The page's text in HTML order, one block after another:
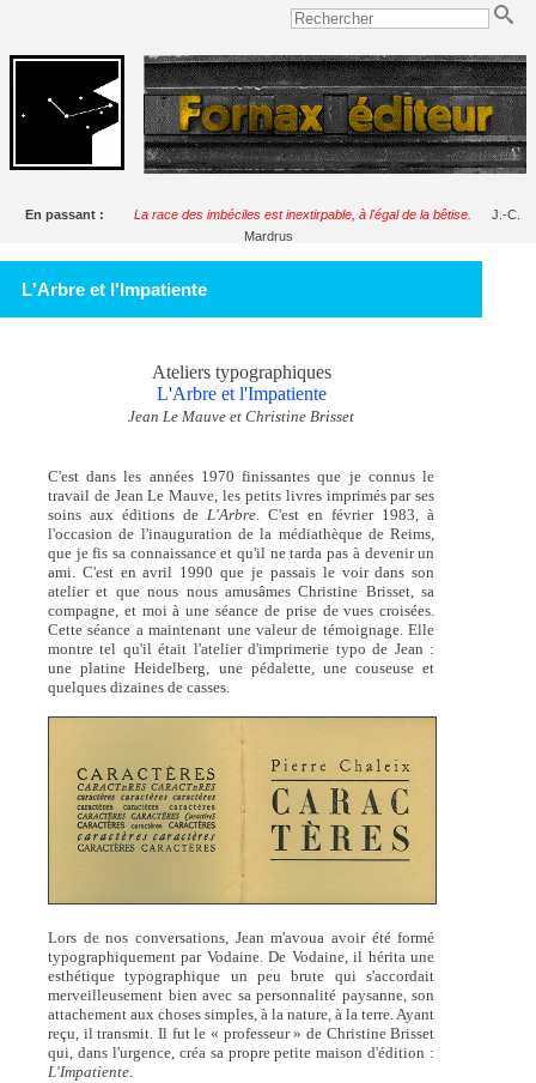
En passant : La race des imbéciles est inextirpable, à l'égal de la bêtise.
J.-C.
Mardrus
L'Arbre et l'Impatiente
Ateliers typographiques
L'Arbre et l'Impatiente
Jean Le Mauve et Christine Brisset
C'est dans les années 1970 finissantes que je connus le
travail de Jean Le Mauve, les petits livres imprimés par ses
soins aux éditions de L'Arbre . C'est en février 1983, à
l'occasion de l'inauguration de la médiathèque de Reims,
que je fis sa connaissance et qu'il ne tarda pas à devenir un
ami. C'est en avril 1990 que je passais le voir dans son
atelier et que nous nous amusâmes Christine Brisset, sa
compagne, et moi à une séance de prise de vues croisées.
Cette séance a maintenant une valeur de témoignage. Elle
montre tel qu'il était l'atelier d'imprimerie typo de Jean :
une platine Heidelberg, une pédalette, une couseuse et
quelques dizaines de casses.
Lors de nos conversations, Jean m'avoua avoir été formé
typographiquement par Vodaine. De Vodaine, il hérita une
esthétique typographique un peu brute qui s'accordait
merveilleusement bien avec sa personnalité paysanne, son
attachement aux choses simples, à la nature, à la terre. Ayant
reçu, il transmit. Il fut le « professeur » de Christine Brisset
qui, dans l'urgence, créa sa propre petite maison d'édition :
L'Impatiente.